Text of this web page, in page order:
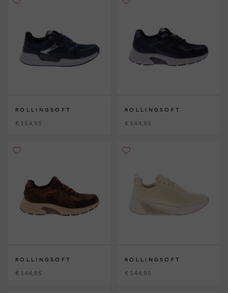
ROLLINGSOFT
€ 154,95
ROLLINGSOFT
€ 144,95
ROLLINGSOFT
€ 144,95
ROLLINGSOFT
€ 144,95